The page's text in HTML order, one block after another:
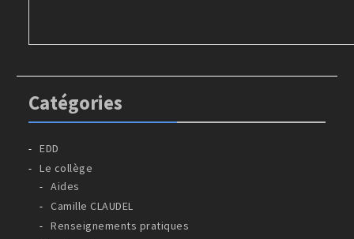
Catégories
EDD
Le collège
Aides
Camille CLAUDEL
Renseignements pratiques